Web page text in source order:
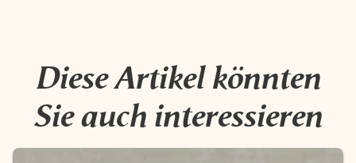
Diese Artikel könnten
Sie auch interessieren